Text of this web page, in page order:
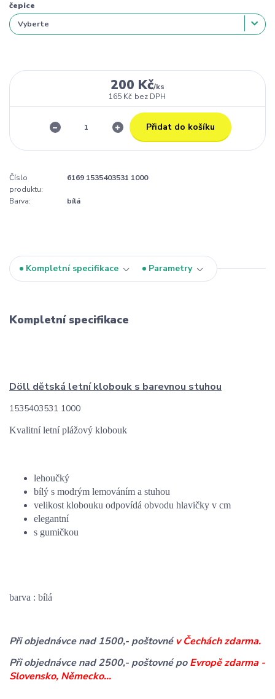
čepice
200 Kč/ks
165 Kč bez DPH
Přidat do košíku
Číslo
produktu:
6169 1535403531 1000
Barva: bílá
Kompletní specifikace Parametry
Kompletní specifikace
Döll dětská letní klobouk s barevnou stuhou
1535403531 1000
Kvalitní letní plážový klobouk
lehoučký
bílý s modrým lemováním a stuhou
velikost klobouku odpovídá obvodu hlavičky v cm
elegantní
s gumičkou
barva : bílá
Při objednávce nad 1500,- poštovné v Čechách zdarma.
Při objednávce nad 2500,- poštovné poEvropě zdarma -
Slovensko, Německo...